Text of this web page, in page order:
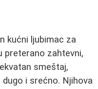
kućni ljubimac za
preterano zahtevni,
smeštaj,
i srećno. Njihova